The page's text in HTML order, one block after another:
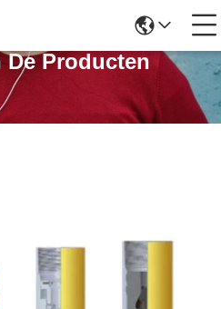
De Producten